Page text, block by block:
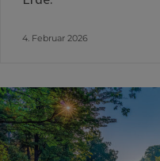
4. Februar 2026